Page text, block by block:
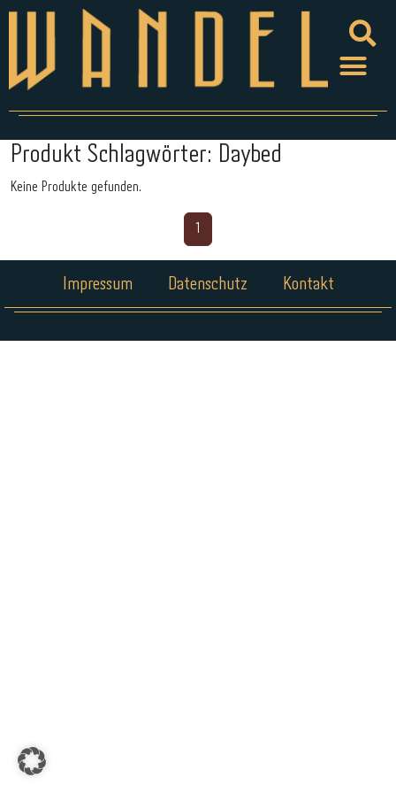
Produkt Schlagwörter: Daybed
Keine Produkte gefunden.
Impressum Datenschutz Kontakt